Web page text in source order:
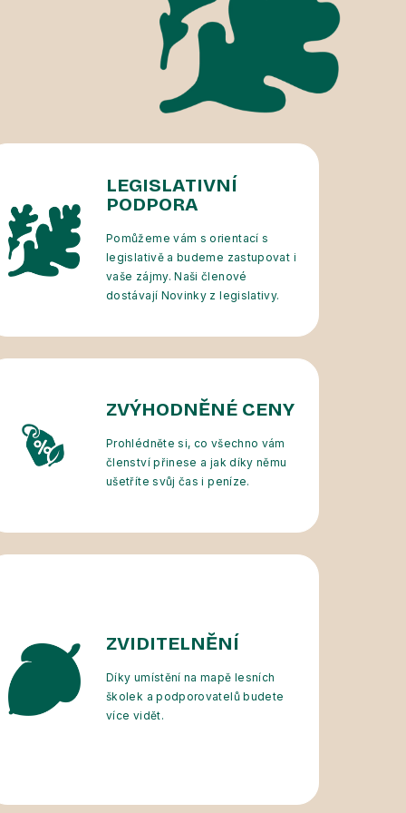
LEGISLATIVNÍ
PODPORA
Pomůžeme vám s orientací s
legislativě a budeme zastupovat i
vaše zájmy. Naši členové
dostávají Novinky z legislativy.
ZVÝHODNĚNÉ CENY
Prohlédněte si, co všechno vám
členství přinese a jak díky němu
ušetříte svůj čas i peníze.
ZVIDITELNĚNÍ
Díky umístění na mapě lesních
školek a podporovatelů budete
více vidět.